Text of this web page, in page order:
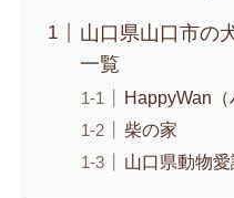
山口県山口市の
一覧
HappyWan
柴の家
山口県動物